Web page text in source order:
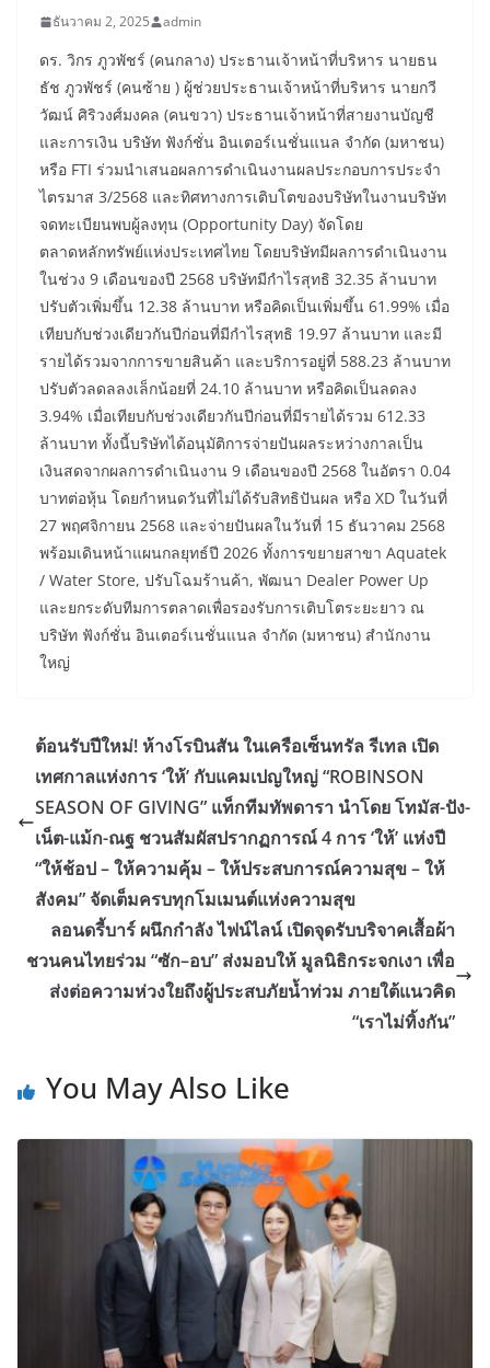
ธันวาคม 2, 2025 admin
ดร. วิกร ภูวพัชร์ (คนกลาง) ประธานเจ้าหน้าที่บริหาร นายธน
ธัช ภูวพัชร์ (คนซ้าย ) ผู้ช่วยประธานเจ้าหน้าที่บริหาร นายกวี
วัฒน์ ศิริวงศ์มงคล (คนขวา) ประธานเจ้าหน้าที่สายงานบัญชี
และการเงิน บริษัท ฟังก์ชั่น อินเตอร์เนชั่นแนล จำกัด (มหาชน)
หรือ FTI ร่วมนำเสนอผลการดำเนินงานผลประกอบการประจำ
ไตรมาส 3/2568 และทิศทางการเติบโตของบริษัทในงานบริษัท
จดทะเบียนพบผู้ลงทุน (Opportunity Day) จัดโดย
ตลาดหลักทรัพย์แห่งประเทศไทย โดยบริษัทมีผลการดำเนินงาน
ในช่วง 9 เดือนของปี 2568 บริษัทมีกำไรสุทธิ 32.35 ล้านบาท
ปรับตัวเพิ่มขึ้น 12.38 ล้านบาท หรือคิดเป็นเพิ่มขึ้น 61.99% เมื่อ
เทียบกับช่วงเดียวกันปีก่อนที่มีกำไรสุทธิ 19.97 ล้านบาท และมี
รายได้รวมจากการขายสินค้า และบริการอยู่ที่ 588.23 ล้านบาท
ปรับตัวลดลลงเล็กน้อยที่ 24.10 ล้านบาท หรือคิดเป็นลดลง
3.94% เมื่อเทียบกับช่วงเดียวกันปีก่อนที่มีรายได้รวม 612.33
ล้านบาท ทั้งนี้บริษัทได้อนุมัติการจ่ายปันผลระหว่างกาลเป็น
เงินสดจากผลการดำเนินงาน 9 เดือนของปี 2568 ในอัตรา 0.04
บาทต่อหุ้น โดยกำหนดวันที่ไม่ได้รับสิทธิปันผล หรือ XD ในวันที่
27 พฤศจิกายน 2568 และจ่ายปันผลในวันที่ 15 ธันวาคม 2568
พร้อมเดินหน้าแผนกลยุทธ์ปี 2026 ทั้งการขยายสาขา Aquatek
/ Water Store, ปรับโฉมร้านค้า, พัฒนา Dealer Power Up
และยกระดับทีมการตลาดเพื่อรองรับการเติบโตระยะยาว ณ
บริษัท ฟังก์ชั่น อินเตอร์เนชั่นแนล จำกัด (มหาชน) สำนักงาน
ใหญ่
ต้อนรับปีใหม่! ห้างโรบินสัน ในเครือเซ็นทรัล รีเทล เปิด
เทศกาลแห่งการ ‘ให้’ กับแคมเปญใหญ่ “ROBINSON
SEASON OF GIVING” แท็กทีมทัพดารา นำโดย โทมัส-ปัง-
เน็ต-แม้ก-ณฐ ชวนสัมผัสปรากฏการณ์ 4 การ ‘ให้’ แห่งปี
“ให้ช้อป – ให้ความคุ้ม – ให้ประสบการณ์ความสุข – ให้
สังคม” จัดเต็มครบทุกโมเมนต์แห่งความสุข
ลอนดรี้บาร์ ผนึกกำลัง ไฟน์ไลน์ เปิดจุดรับบริจาคเสื้อผ้า
ชวนคนไทยร่วม “ซัก–อบ” ส่งมอบให้ มูลนิธิกระจกเงา เพื่อ
ส่งต่อความห่วงใยถึงผู้ประสบภัยน้ำท่วม ภายใต้แนวคิด
“เราไม่ทิ้งกัน”
You May Also Like